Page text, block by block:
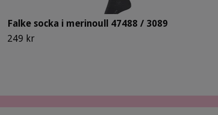
Falke socka i merinoull 47488 / 3089
249 kr